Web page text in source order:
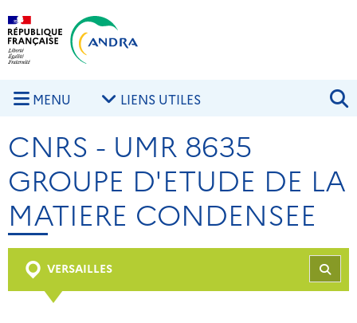
Aller au contenu principal
MENU LIENS UTILES
CNRS - UMR 8635
GROUPE D'ETUDE DE LA
MATIERE CONDENSEE
VERSAILLES